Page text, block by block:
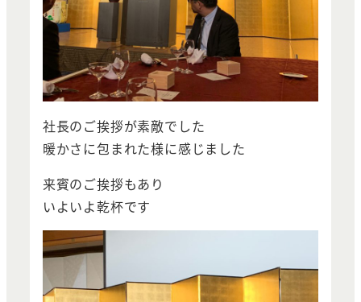
社長のご挨拶が素敵でした
暖かさに包まれた様に感じました
来賓のご挨拶もあり
いよいよ乾杯です